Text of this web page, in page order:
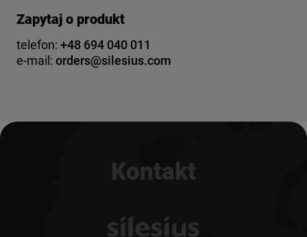
Zapytaj o produkt
telefon: +48 694 040 011
e-mail: orders@silesius.com
Kontakt